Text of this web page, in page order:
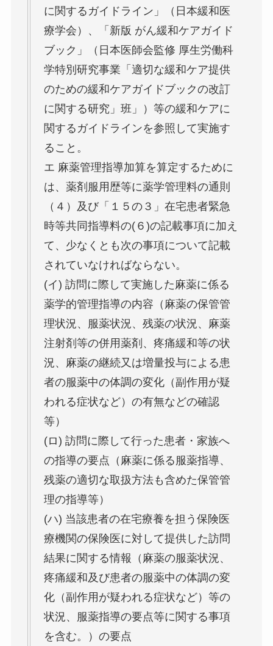
に関するガイドライン」（日本緩和医
療学会）、「新版 がん緩和ケアガイド
ブック」（日本医師会監修 厚生労働科
学特別研究事業「適切な緩和ケア提供
のための緩和ケアガイドブックの改訂
に関する研究」班」）等の緩和ケアに
関するガイドラインを参照して実施す
ること。
エ 麻薬管理指導加算を算定するために
は、薬剤服用歴等に薬学管理料の通則
（４）及び「１５の３」在宅患者緊急
時等共同指導料の(６)の記載事項に加え
て、少なくとも次の事項について記載
されていなければならない。
(イ) 訪問に際して実施した麻薬に係る
薬学的管理指導の内容（麻薬の保管管
理状況、服薬状況、残薬の状況、麻薬
注射剤等の併用薬剤、疼痛緩和等の状
況、麻薬の継続又は増量投与による患
者の服薬中の体調の変化（副作用が疑
われる症状など）の有無などの確認
等）
(ロ) 訪問に際して行った患者・家族へ
の指導の要点（麻薬に係る服薬指導、
残薬の適切な取扱方法も含めた保管管
理の指導等）
(ハ) 当該患者の在宅療養を担う保険医
療機関の保険医に対して提供した訪問
結果に関する情報（麻薬の服薬状況、
疼痛緩和及び患者の服薬中の体調の変
化（副作用が疑われる症状など）等の
状況、服薬指導の要点等に関する事項
を含む。）の要点